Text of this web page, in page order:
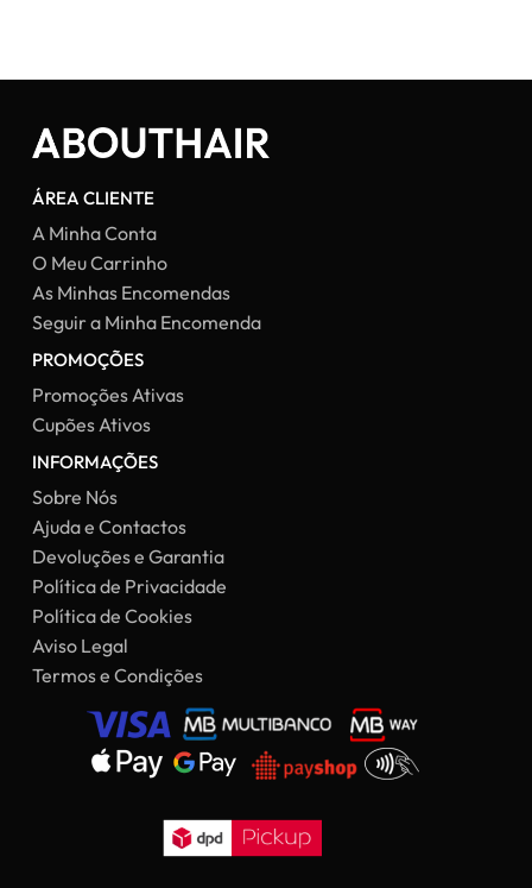
ÁREA CLIENTE
A Minha Conta
O Meu Carrinho
As Minhas Encomendas
Seguir a Minha Encomenda
PROMOÇÕES
Promoções Ativas
Cupões Ativos
INFORMAÇÕES
Sobre Nós
Ajuda e Contactos
Devoluções e Garantia
Política de Privacidade
Política de Cookies
Aviso Legal
Termos e Condições